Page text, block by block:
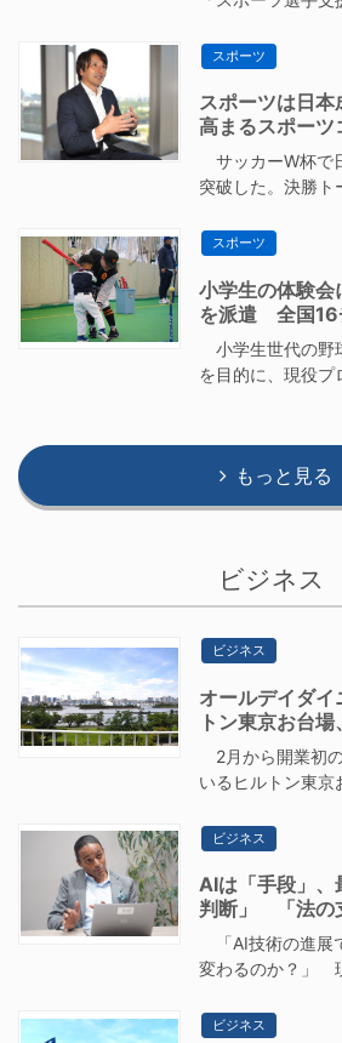
スポーツ
スポーツは日
高まるスポー
サッカーW杯で
突破した。決勝
スポーツ
小学生の体験会
を派遣 全国
小学生世代の野
を目的に、現役
もっと見る
ビジネス
ビジネス
オールデイダ
トン東京お台
2月から開業初
いるヒルトン東
ビジネス
AIは「手段」、
判断」 「法の
「AI技術の進展
変わるのか？」
ビジネス